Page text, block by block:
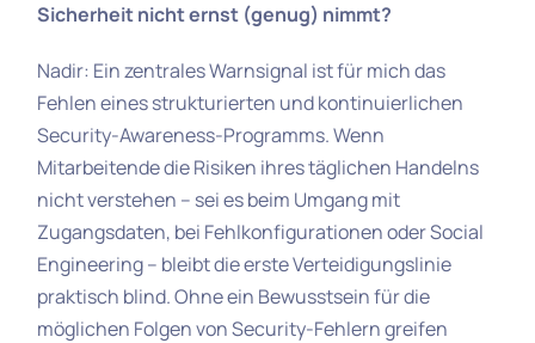
Sicherheit nicht ernst (genug) nimmt?
Nadir: Ein zentrales Warnsignal ist für mich das
Fehlen eines strukturierten und kontinuierlichen
Security-Awareness-Programms. Wenn
Mitarbeitende die Risiken ihres täglichen Handelns
nicht verstehen – sei es beim Umgang mit
Zugangsdaten, bei Fehlkonfigurationen oder Social
Engineering – bleibt die erste Verteidigungslinie
praktisch blind. Ohne ein Bewusstsein für die
möglichen Folgen von Security-Fehlern greifen